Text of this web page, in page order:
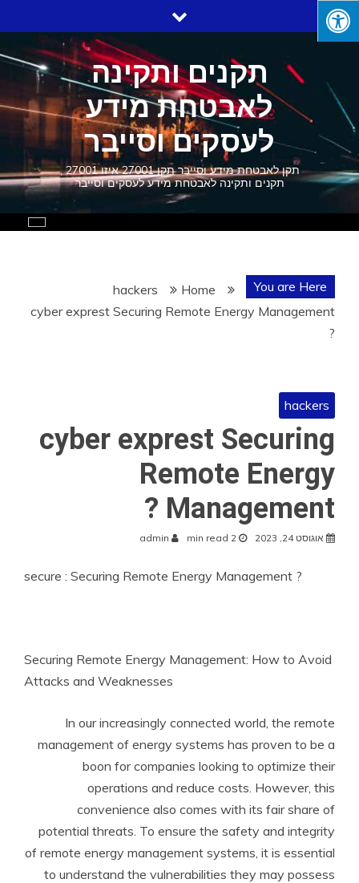
Skip
to
תקנים ותקינה
לאבטחת מידע
לעסקים וסייבר
תקן לאבטחת מידע וסייבר תקן 27001 איזו 27001 ,
תקנים ותקינה לאבטחת מידע לעסקים וסייבר
You are Here
Home
hackers
cyber exprest Securing Remote Energy Management
?
hackers
cyber exprest Securing
Remote Energy
Management ?
אוגוסט 24, 2023 2 min read
admin
secure : Securing Remote Energy Management ?
Securing Remote Energy Management: How to Avoid
Attacks and Weaknesses
In our increasingly connected world, the remote
management of energy systems has proven to be a
boon for companies looking to optimize their
operations and reduce costs. However, this
convenience also comes with its fair share of
potential threats. To ensure the safety and integrity
of remote energy management systems, it is essential
to understand the vulnerabilities they may possess